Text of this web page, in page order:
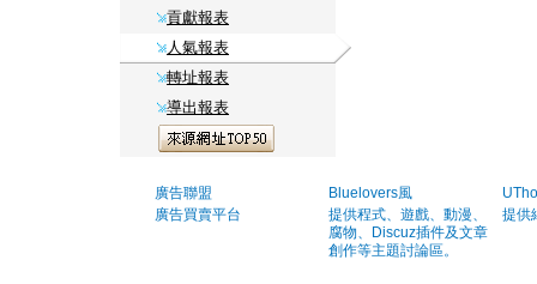
貢獻報表
人氣報表
轉址報表
導出報表
廣告聯盟
廣告買賣平台
Bluelovers風
提供程式、遊戲、動漫、
腐物、Discuz插件及文章
創作等主題討論區。
提供